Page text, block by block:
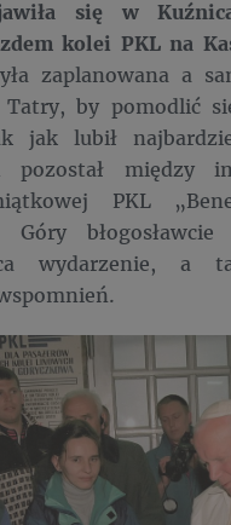
się w
kolei PKL na
zaplanowana a
Tatry, by pomodlić
jak lubił
pozostał między
PKL
błogosławcie
wydarzenie, a